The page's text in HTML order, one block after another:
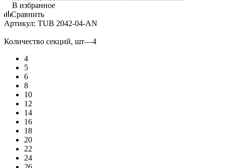
В избранное
Сравнить
Артикул: TUB 2042-04-AN
Количество секций, шт—4
4
5
6
8
10
12
14
16
18
20
22
24